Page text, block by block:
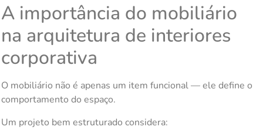
A importância do mobiliário
na arquitetura de interiores
corporativa
O mobiliário não é apenas um item funcional — ele define o
comportamento do espaço.
Um projeto bem estruturado considera: